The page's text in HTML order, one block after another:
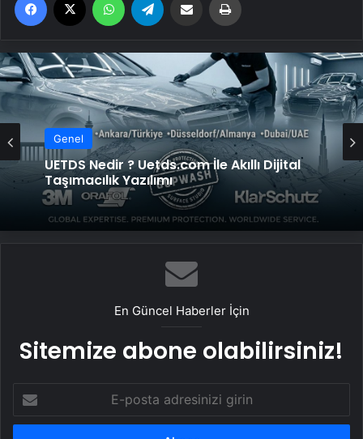
Genel
UETDS Nedir ? Uetds.com İle Akıllı Dijital
Taşımacılık Yazılımı
En Güncel Haberler İçin
Sitemize abone olabilirsiniz!
posta
adresinizi